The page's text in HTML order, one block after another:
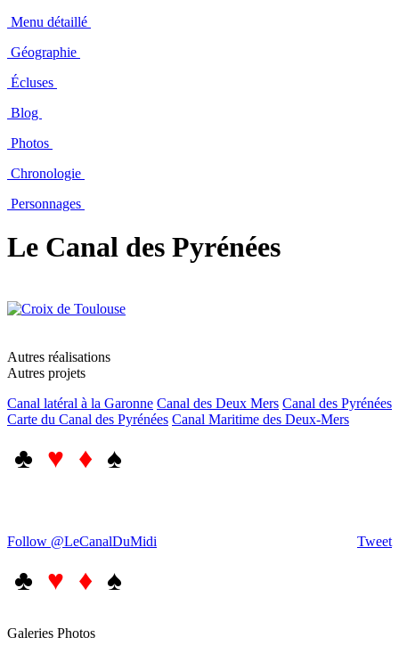
Menu détaillé
Géographie
Écluses
Blog
Photos
Chronologie
Personnages
Le Canal des Pyrénées
Autres réalisations
Autres projets
Canal latéral à la Garonne Canal des Deux Mers Canal des Pyrénées
Carte du Canal des Pyrénées Canal Maritime des Deux-Mers
♣ ♥ ♦ ♠
Tweet
Follow @LeCanalDuMidi
♣ ♥ ♦ ♠
Galeries Photos